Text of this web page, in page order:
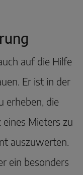
auf die Hilfe
Er ist in der
erheben, die
Mieters zu
auszuwerten.
ein besonders